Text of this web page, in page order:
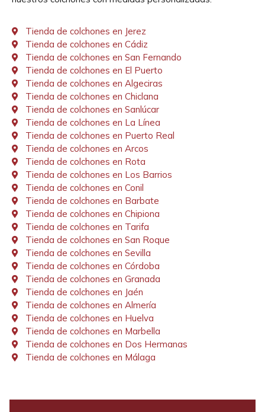
Tienda de colchones en Jerez
Tienda de colchones en Cádiz
Tienda de colchones en San Fernando
Tienda de colchones en El Puerto
Tienda de colchones en Algeciras
Tienda de colchones en Chiclana
Tienda de colchones en Sanlúcar
Tienda de colchones en La Línea
Tienda de colchones en Puerto Real
Tienda de colchones en Arcos
Tienda de colchones en Rota
Tienda de colchones en Los Barrios
Tienda de colchones en Conil
Tienda de colchones en Barbate
Tienda de colchones en Chipiona
Tienda de colchones en Tarifa
Tienda de colchones en San Roque
Tienda de colchones en Sevilla
Tienda de colchones en Córdoba
Tienda de colchones en Granada
Tienda de colchones en Jaén
Tienda de colchones en Almería
Tienda de colchones en Huelva
Tienda de colchones en Marbella
Tienda de colchones en Dos Hermanas
Tienda de colchones en Málaga